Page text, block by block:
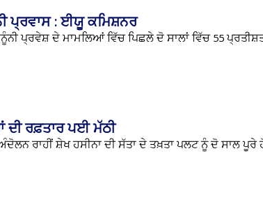
ਪ੍ਰਵਾਸ : ਈਯੂ ਕਮਿਸ਼ਨਰ
ਪ੍ਰਵੇਸ਼ ਦੇ ਮਾਮਲਿਆਂ ਵਿੱਚ ਪਿਛਲੇ ਦੋ ਸਾਲਾਂ ਵਿੱਚ 55
ਦੀ ਰਫ਼ਤਾਰ ਪਈ ਮੱਠੀ
ਰਾਹੀਂ ਸ਼ੇਖ ਹਸੀਨਾ ਦੀ ਸੱਤਾ ਦੇ ਤਖ਼ਤਾ ਪਲਟ ਨੂੰ ਦੋ ਸਾਲ ਪੂਰੇ